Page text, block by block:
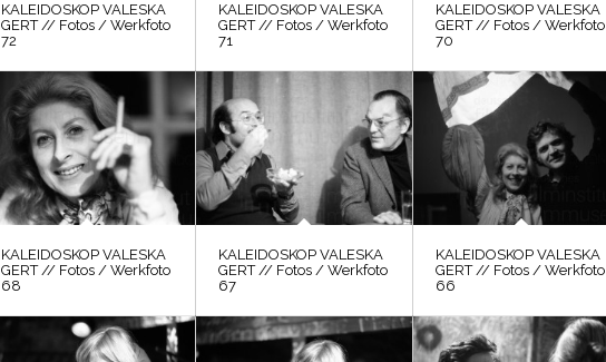
KALEIDOSKOP VALESKA
GERT // Fotos / Werkfoto
72
KALEIDOSKOP VALESKA
GERT // Fotos / Werkfoto
71
KALEIDOSKOP VALESKA
GERT // Fotos / Werkfoto
70
KALEIDOSKOP VALESKA
GERT // Fotos / Werkfoto
68
KALEIDOSKOP VALESKA
GERT // Fotos / Werkfoto
67
KALEIDOSKOP VALESKA
GERT // Fotos / Werkfoto
66